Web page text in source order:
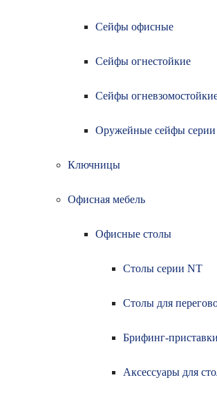
Сейфы офисные
Сейфы огнестойкие
Сейфы
Оружейные сейфы
Ключницы
Офисная мебель
Офисные столы
Столы серии NT
Столы для
Брифинг-
Аксессуары для